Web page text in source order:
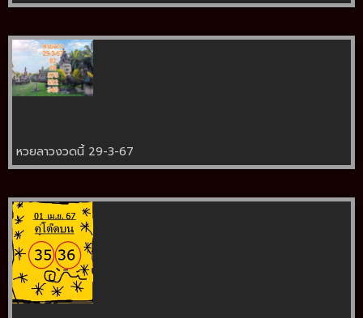
หวยลาวงวดนี้ 29-3-67